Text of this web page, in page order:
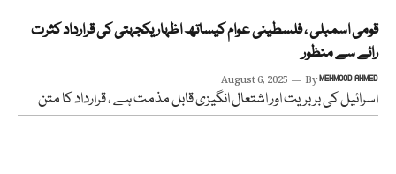
قومی اسمبلی ، فلسطینی عوام کیساتھ اظہار یکجہتی کی قرارداد کثرت
رائے سے منظور
August 6, 2025 ByMEHMOOD AHMED
اسرائیل کی بربریت اور اشتعال انگیزی قابل مذمت ہے ، قرارداد کا متن